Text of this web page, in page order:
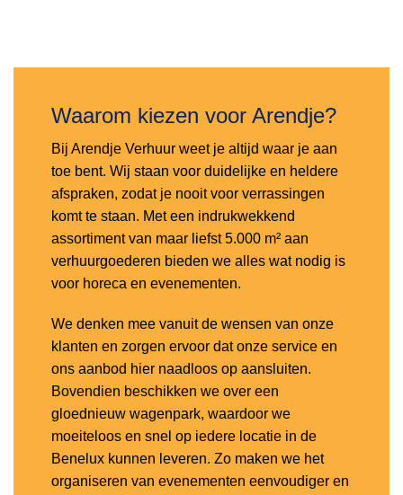
Waarom kiezen voor Arendje?
Bij Arendje Verhuur weet je altijd waar je aan
toe bent. Wij staan voor duidelijke en heldere
afspraken, zodat je nooit voor verrassingen
komt te staan. Met een indrukwekkend
assortiment van maar liefst 5.000 m² aan
verhuurgoederen bieden we alles wat nodig is
voor horeca en evenementen.
We denken mee vanuit de wensen van onze
klanten en zorgen ervoor dat onze service en
ons aanbod hier naadloos op aansluiten.
Bovendien beschikken we over een
gloednieuw wagenpark, waardoor we
moeiteloos en snel op iedere locatie in de
Benelux kunnen leveren. Zo maken we het
organiseren van evenementen eenvoudiger en